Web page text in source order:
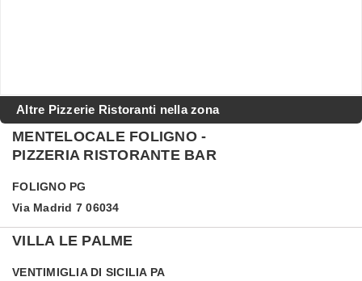
Altre Pizzerie Ristoranti nella zona
MENTELOCALE FOLIGNO -
PIZZERIA RISTORANTE BAR
FOLIGNO PG
Via Madrid 7 06034
VILLA LE PALME
VENTIMIGLIA DI SICILIA PA